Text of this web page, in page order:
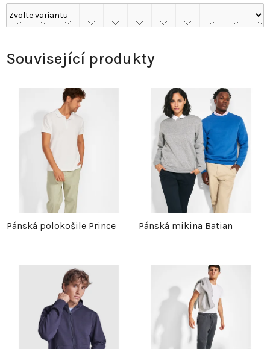
Související produkty
Pánská polokošile Prince Pánská mikina Batian